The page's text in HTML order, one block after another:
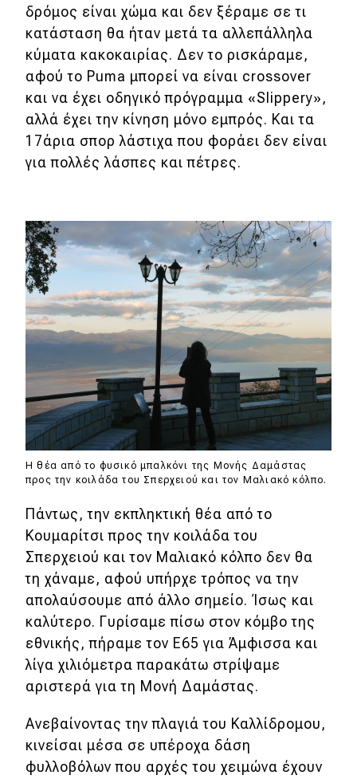
δρόμος είναι χώμα και δεν ξέραμε σε τι
κατάσταση θα ήταν μετά τα αλλεπάλληλα
κύματα κακοκαιρίας. Δεν το ρισκάραμε,
αφού το Puma μπορεί να είναι crossover
και να έχει οδηγικό πρόγραμμα «Slippery»,
αλλά έχει την κίνηση μόνο εμπρός. Και τα
17άρια σπορ λάστιχα που φοράει δεν είναι
για πολλές λάσπες και πέτρες.
Η θέα από το φυσικό μπαλκόνι της Μονής Δαμάστας
προς την κοιλάδα του Σπερχειού και τον Μαλιακό κόλπο.
Πάντως, την εκπληκτική θέα από το
Κουμαρίτσι προς την κοιλάδα του
Σπερχειού και τον Μαλιακό κόλπο δεν θα
τη χάναμε, αφού υπήρχε τρόπος να την
απολαύσουμε από άλλο σημείο. Ίσως και
καλύτερο. Γυρίσαμε πίσω στον κόμβο της
εθνικής, πήραμε τον Ε65 για Άμφισσα και
λίγα χιλιόμετρα παρακάτω στρίψαμε
αριστερά για τη Μονή Δαμάστας.
Ανεβαίνοντας την πλαγιά του Καλλίδρομου,
κινείσαι μέσα σε υπέροχα δάση
φυλλοβόλων που αρχές του χειμώνα έχουν